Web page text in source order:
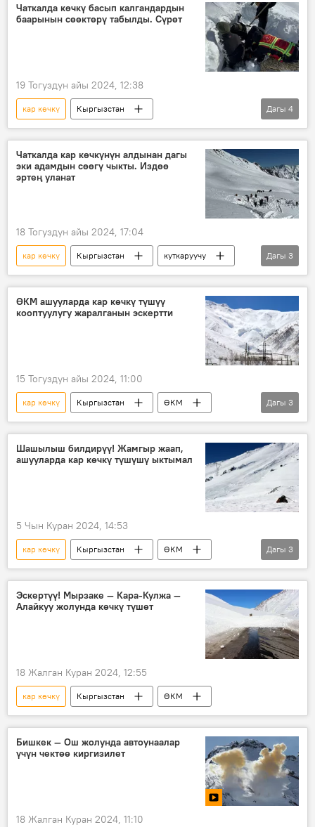
Чаткалда көчкү басып калгандардын
баарынын сөөктөрү табылды. Сүрөт
19 Тогуздун айы 2024, 12:38
кар көчкү
Кыргызстан
Жалал-Абад облусу
Чаткал
Дагы 4
Чаткалда кар көчкүнүн алдынан дагы
эки адамдын сөөгү чыкты. Издөө
эртең уланат
18 Тогуздун айы 2024, 17:04
кар көчкү Кыргызстан
куткаруучу
кырсык
ӨКМ Чаткал
Дагы 3
ӨКМ ашууларда кар көчкү түшүү
кооптуулугу жаралганын эскертти
15 Тогуздун айы 2024, 11:00
кар көчкү Кыргызстан
ӨКМ
аба ырайы
эскертүү ашуу
Дагы 3
Шашылыш билдирүү! Жамгыр жаап,
ашууларда кар көчкү түшүшү ыктымал
5 Чын Куран 2024, 14:53
кар көчкү Кыргызстан
ӨКМ
ашуу
жамгыр эскертүү
Дагы 3
Эскертүү! Мырзаке — Кара-Кулжа —
Алайкуу жолунда көчкү түшөт
18 Жалган Куран 2024, 12:55
кар көчкү Кыргызстан ӨКМ
Бишкек — Ош жолунда автоунаалар
үчүн чектөө киргизилет
18 Жалган Куран 2024, 11:10